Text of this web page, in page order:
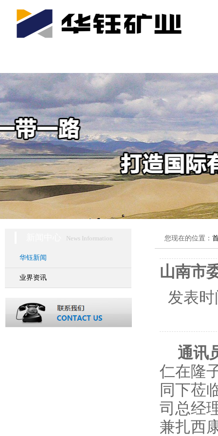
News Information
华钰新闻
业界资讯
您现在的位置：
山南市
发表
通讯
仁在隆
同下莅
司总经
兼扎西